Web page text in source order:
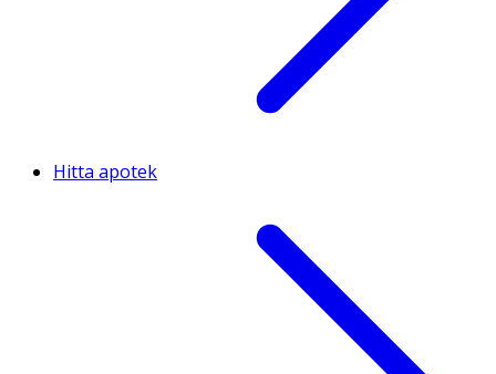
Hitta apotek